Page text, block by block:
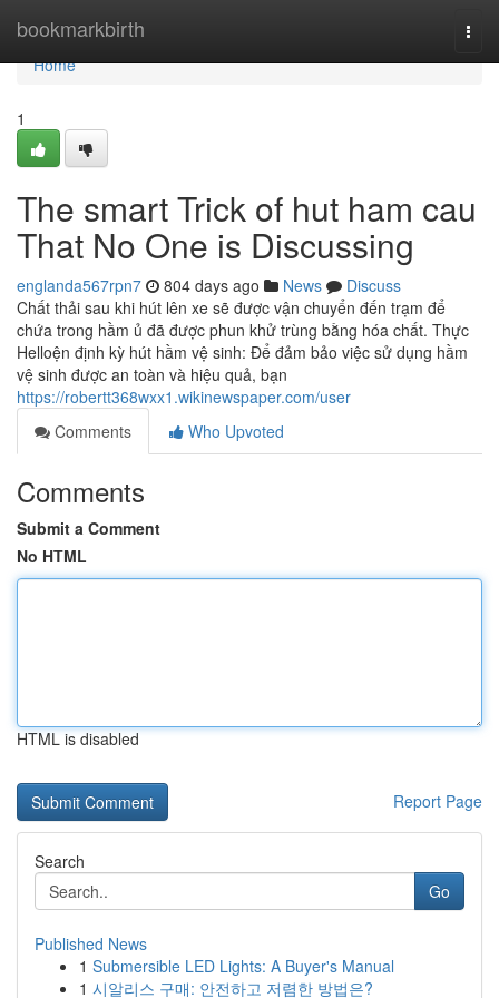
bookmarkbirth
Home
Home
1
The smart Trick of hut ham cau
That No One is Discussing
englanda567rpn7 804 days ago News
Discuss
Chất thải sau khi hút lên xe sẽ được vận chuyển đến trạm để
chứa trong hầm ủ đã được phun khử trùng bằng hóa chất. Thực
Helloện định kỳ hút hầm vệ sinh: Để đảm bảo việc sử dụng hầm
vệ sinh được an toàn và hiệu quả, bạn
https://robertt368wxx1.wikinewspaper.com/user
Comments
Who Upvoted
Comments
Submit a Comment
No HTML
HTML is disabled
Report Page
Search
Go
Published News
1 Submersible LED Lights: A Buyer's Manual
1 시알리스 구매: 안전하고 저렴한 방법은?